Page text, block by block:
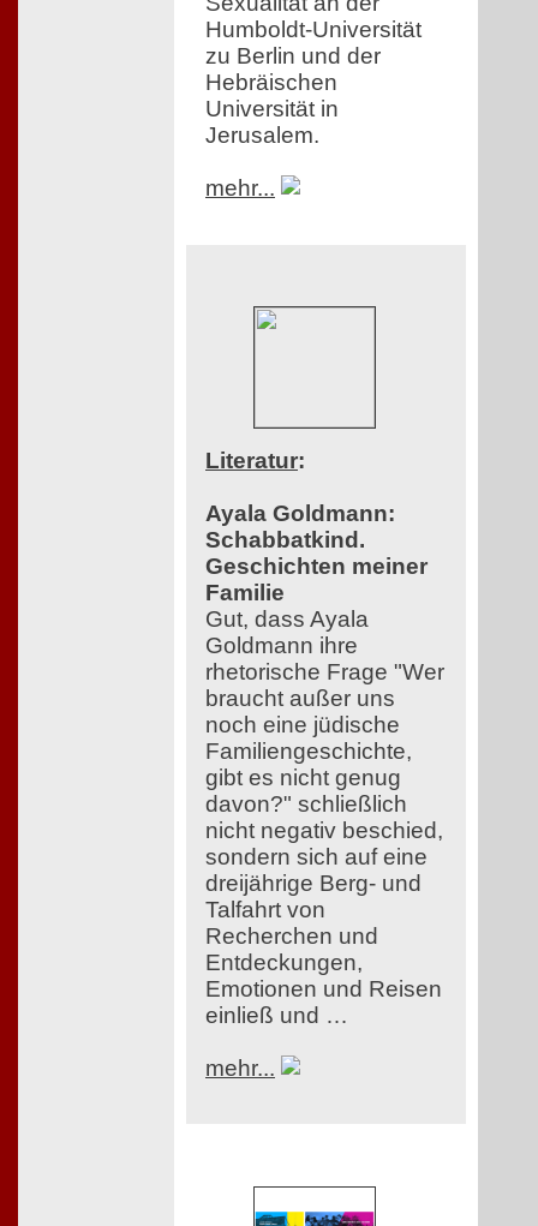
Humboldt-Universität
zu Berlin und der
Hebräischen
Universität in
Jerusalem.
mehr...
Literatur:
Ayala Goldmann:
Schabbatkind.
Geschichten meiner
Familie
Gut, dass Ayala
Goldmann ihre
rhetorische Frage "Wer
braucht außer uns
noch eine jüdische
Familiengeschichte,
gibt es nicht genug
davon?" schließlich
nicht negativ beschied,
sondern sich auf eine
dreijährige Berg- und
Talfahrt von
Recherchen und
Entdeckungen,
Emotionen und Reisen
einließ und …
mehr...